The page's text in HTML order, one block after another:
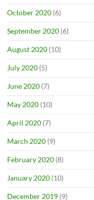
October 2020 (6)
September 2020 (6)
August 2020 (10)
July 2020 (5)
June 2020 (7)
May 2020 (10)
April 2020 (7)
March 2020 (9)
February 2020 (8)
January 2020 (10)
December 2019 (9)